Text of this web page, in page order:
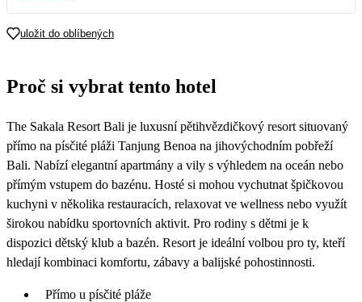
17 18 19 20 21 22 23
uložit do oblíbených
Proč si vybrat tento hotel
The Sakala Resort Bali je luxusní pětihvězdičkový resort situovaný
přímo na písčité pláži Tanjung Benoa na jihovýchodním pobřeží
Bali. Nabízí elegantní apartmány a vily s výhledem na oceán nebo
přímým vstupem do bazénu. Hosté si mohou vychutnat špičkovou
kuchyni v několika restauracích, relaxovat ve wellness nebo využít
širokou nabídku sportovních aktivit. Pro rodiny s dětmi je k
dispozici dětský klub a bazén. Resort je ideální volbou pro ty, kteří
hledají kombinaci komfortu, zábavy a balijské pohostinnosti.
Přímo u písčité pláže